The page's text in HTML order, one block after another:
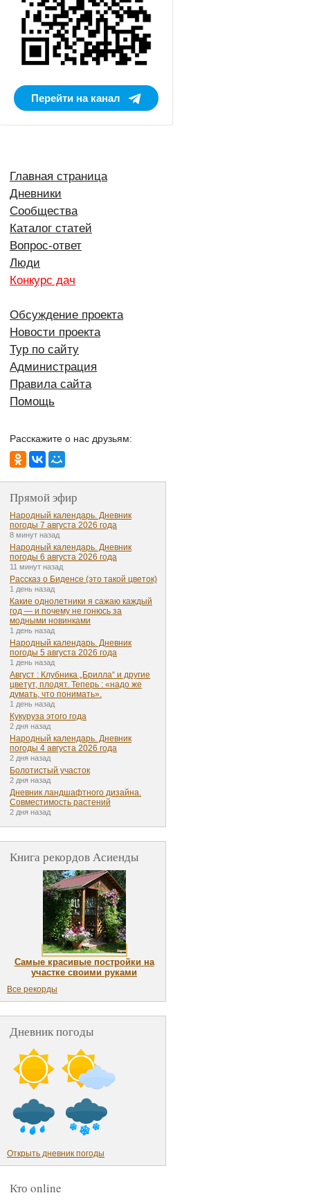
Перейти на канал
Главная страница
Дневники
Сообщества
Каталог статей
Вопрос-ответ
Люди
Конкурс дач
Обсуждение проекта
Новости проекта
Тур по сайту
Администрация
Правила сайта
Помощь
Расскажите о нас друзьям:
Прямой эфир
Народный календарь. Дневник
погоды 7 августа 2026 года
8 минут назад
Народный календарь. Дневник
погоды 6 августа 2026 года
11 минут назад
Рассказ о Биденсе (это такой цветок)
1 день назад
Какие однолетники я сажаю каждый
год — и почему не гонюсь за
модными новинками
1 день назад
Народный календарь. Дневник
погоды 5 августа 2026 года
1 день назад
Август : Клубника „Брилла“ и другие
цветут, плодят. Теперь : «надо же
думать, что понимать».
1 день назад
Кукуруза этого года
2 дня назад
Народный календарь. Дневник
погоды 4 августа 2026 года
2 дня назад
Болотистый участок
2 дня назад
Дневник ландшафтного дизайна.
Совместимость растений
2 дня назад
Книга рекордов Асиенды
Самые красивые постройки на
участке своими руками
Все рекорды
Дневник погоды
Открыть дневник погоды
Кто online